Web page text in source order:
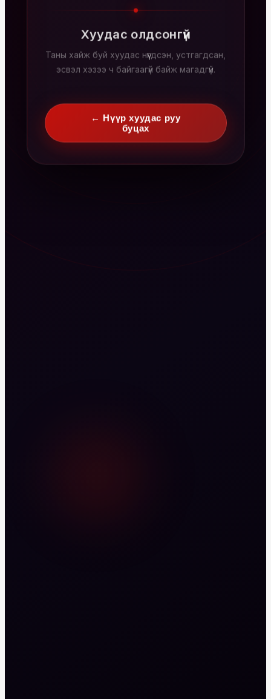
Хуудас олдсонгүй
Таны хайж буй хуудас нүүгдсэн, устгагдсан,
эсвэл хэзээ ч байгаагүй байж магадгүй.
← Нүүр хуудас руу
буцах